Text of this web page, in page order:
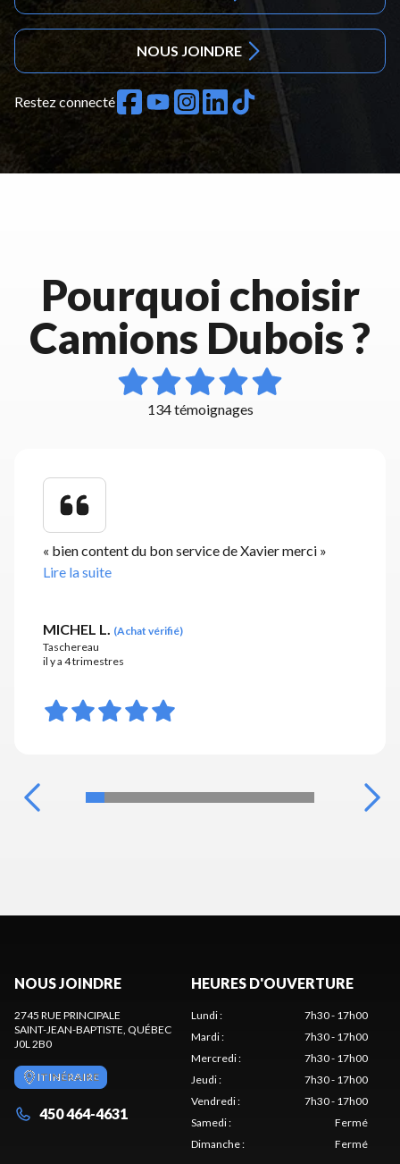
NOUS JOINDRE
Restez connecté
Pourquoi choisir
Camions Dubois ?
134 témoignages
« bien content du bon service de Xavier merci »
Lire la suite
MICHEL L. (Achat vérifié)
Taschereau
il y a 4 trimestres
NOUS JOINDRE
2745 RUE PRINCIPALE
SAINT-JEAN-BAPTISTE , QUÉBEC
J0L 2B0
ITINÉRAIRE
450 464-4631
HEURES D'OUVERTURE
Lundi:
7h30 - 17h00
Mardi:
7h30 - 17h00
Mercredi:
7h30 - 17h00
Jeudi:
7h30 - 17h00
Vendredi:
7h30 - 17h00
Samedi:
Fermé
Dimanche: Fermé